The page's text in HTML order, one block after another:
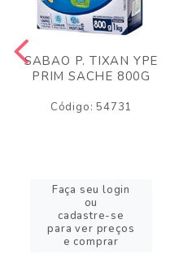
SABAO P. TIXAN YPE
PRIM SACHE 800G
Código: 54731
Faça seu login
ou
cadastre-se
para ver preços
e comprar